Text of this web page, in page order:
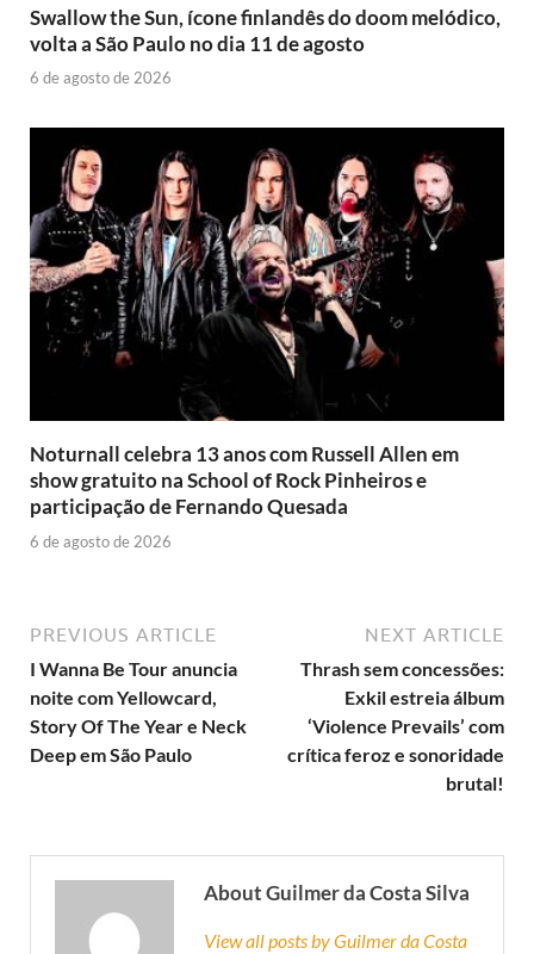
Swallow the Sun, ícone finlandês do doom melódico,
volta a São Paulo no dia 11 de agosto
6 de agosto de 2026
Noturnall celebra 13 anos com Russell Allen em
show gratuito na School of Rock Pinheiros e
participação de Fernando Quesada
6 de agosto de 2026
PREVIOUS ARTICLE
I Wanna Be Tour anuncia
noite com Yellowcard,
Story Of The Year e Neck
Deep em São Paulo
NEXT ARTICLE
Thrash sem concessões:
Exkil estreia álbum
‘Violence Prevails’ com
crítica feroz e sonoridade
brutal!
About Guilmer da Costa Silva
View all posts by Guilmer da Costa